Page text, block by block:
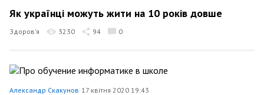
Як українці можуть жити на 10 років довше
Здоров’я 3230 94 0
Александр Скакунов 17 квітня 2020 19:43